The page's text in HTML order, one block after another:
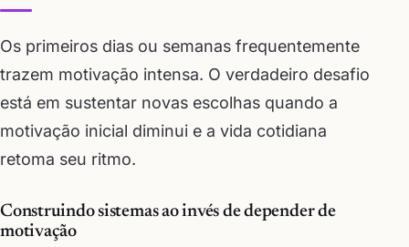
Os primeiros dias ou semanas frequentemente
trazem motivação intensa. O verdadeiro desafio
está em sustentar novas escolhas quando a
motivação inicial diminui e a vida cotidiana
retoma seu ritmo.
Construindo sistemas ao invés de depender de
motivação